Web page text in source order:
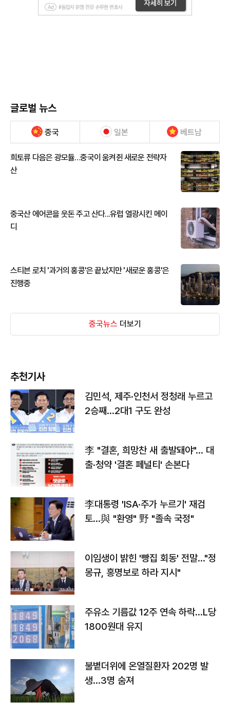
글로벌 뉴스
중국 일본 베트남
희토류 다음은 광모듈…중국이 움켜쥔 새로운 전략자
산
중국산 에어콘을 웃돈 주고 산다...유럽 열광시킨 메이
디
스티븐 로치 '과거의 홍콩'은 끝났지만 '새로운 홍콩'은
진행중
중국뉴스 더보기
추천기사
김민석, 제주·인천서 정청래 누르고
2승째…2대1 구도 완성
李 "결혼, 희망찬 새 출발돼야"… 대
출·청약 '결혼 페널티' 손본다
李대통령 'ISA·주가 누르기' 재검
토…與 "환영" 野 "졸속 국정"
이임생이 밝힌 '빵집 회동' 전말…"정
몽규, 홍명보로 하라 지시"
주유소 기름값 12주 연속 하락…L당
1800원대 유지
불볕더위에 온열질환자 202명 발
생…3명 숨져